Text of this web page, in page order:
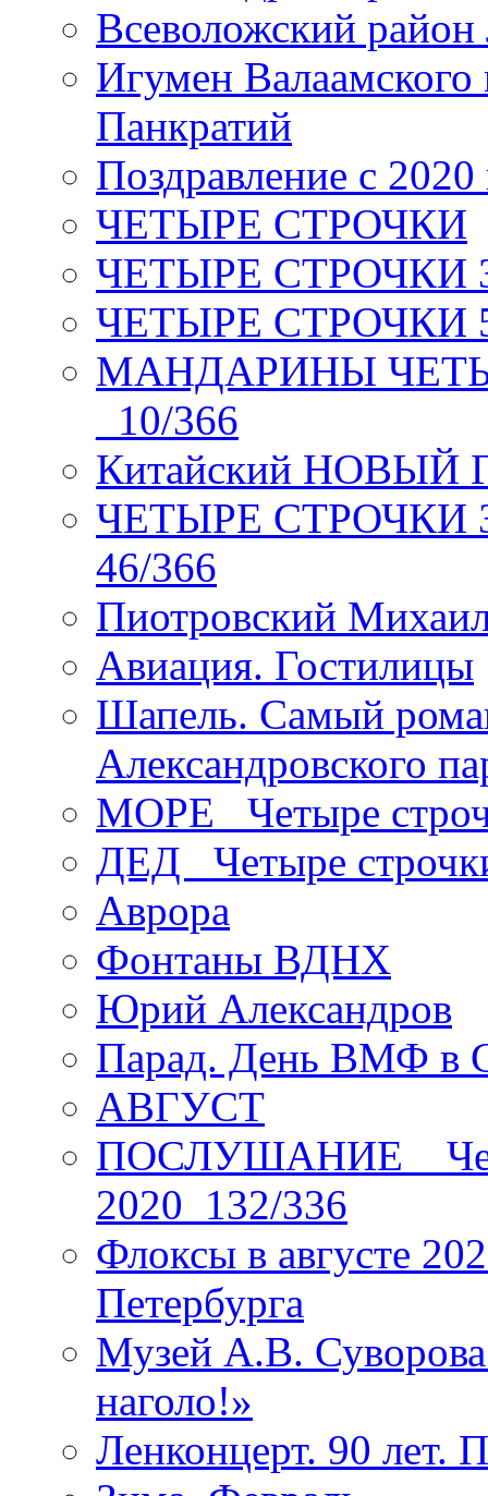
Всеволожский район
Игумен
Панкратий
Поздравление с 2020
ЧЕТЫРЕ СТРОЧКИ
ЧЕТЫРЕ СТРОЧКИ 3
ЧЕТЫРЕ СТРОЧКИ 5
МАНДАРИНЫ
_10/366
Китайский НОВЫЙ
ЧЕТЫРЕ СТРОЧКИ
46/366
Пиотровский
Авиация. Гостилицы
Шапель. Самый
Александровского
МОРЕ _Четыре
ДЕД _Четыре
Аврора
Фонтаны ВДНХ
Юрий Александров
Парад. День ВМФ в
АВГУСТ
ПОСЛУШАНИЕ _
2020_132/336
Флоксы в августе
Петербурга
Музей А.В.
наголо!»
Ленконцерт. 90 лет.